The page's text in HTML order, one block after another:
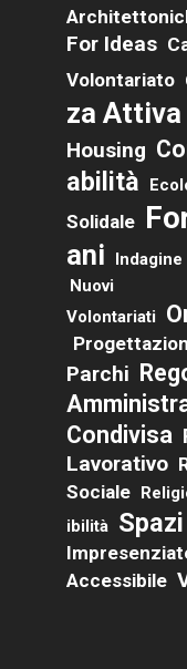
For Ideas
Volontariato
Za Attiva
Housing
Abilità
Solidale
Ani
Indagine
Nuovi
Volontariati
Parchi
Condivisa
Lavorativo
Sociale
Ibilità
Accessibile